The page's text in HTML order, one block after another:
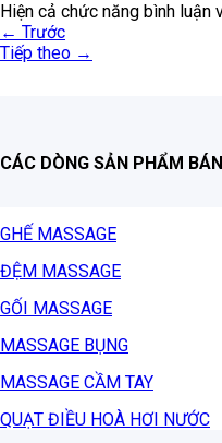
Hiện cả chức năng bình
← Trước
Tiếp theo →
CÁC DÒNG SẢN PHẨM
GHẾ MASSAGE
ĐỆM MASSAGE
GỐI MASSAGE
MASSAGE BỤNG
MASSAGE CẦM TAY
QUẠT ĐIỀU HOÀ HƠI NƯỚC